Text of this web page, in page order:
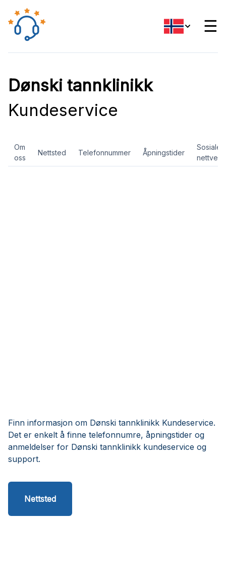
☰
Dønski tannklinikk
Kundeservice
Om
oss
Nettsted Telefonnummer Åpningstider
Sosiale
nettverk
Finn informasjon om Dønski tannklinikk Kundeservice.
Det er enkelt å finne telefonnumre, åpningstider og
anmeldelser for Dønski tannklinikk kundeservice og
support.
Nettsted